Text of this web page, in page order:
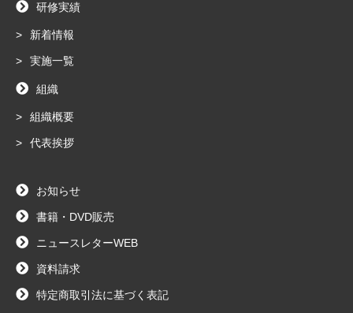
研修実績
新着情報
実施一覧
組織
組織概要
代表挨拶
お知らせ
書籍・DVD販売
ニュースレターWEB
資料請求
特定商取引法に基づく表記